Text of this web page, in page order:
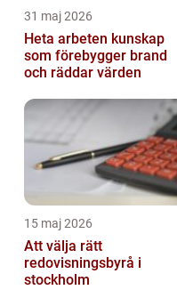
31 maj 2026
Heta arbeten kunskap
som förebygger brand
och räddar värden
15 maj 2026
Att välja rätt
redovisningsbyrå i
stockholm